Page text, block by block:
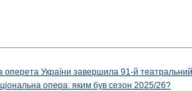
оперета України завершила 91-й
опера: яким був сезон 2025/26?